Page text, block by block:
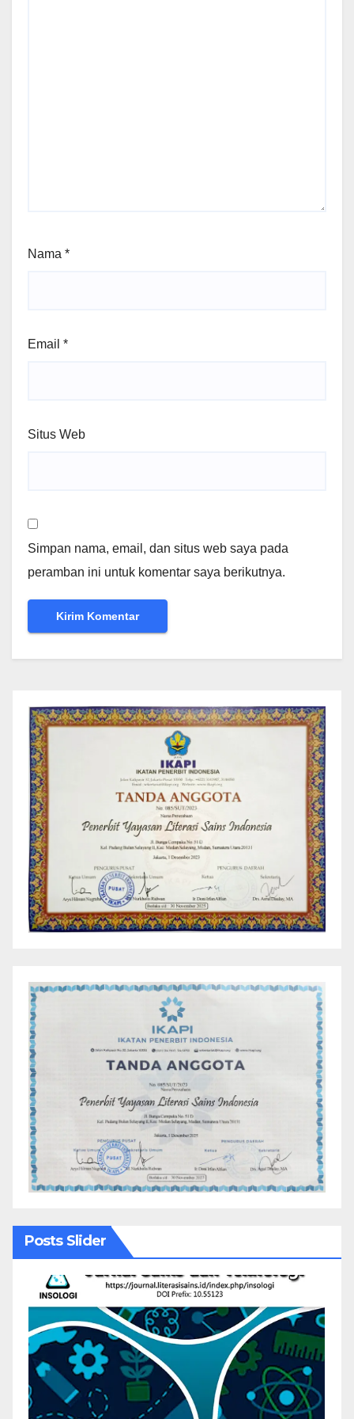
Nama *
Email *
Situs Web
Simpan nama, email, dan situs web saya pada
peramban ini untuk komentar saya berikutnya.
Posts Slider